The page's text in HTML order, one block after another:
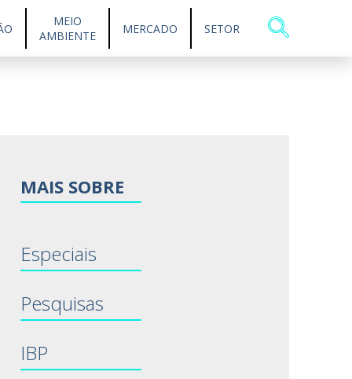
MEIO
AMBIENTE
MERCADO SETOR
MAIS SOBRE
Especiais
Pesquisas
IBP